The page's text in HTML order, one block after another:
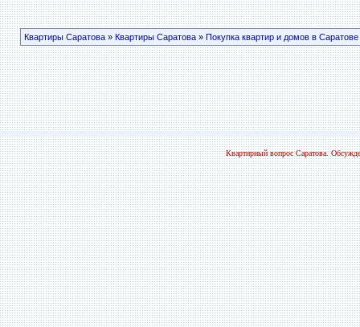
Квартиры Саратова» Квартиры Саратова» Покупка квартир и домов в Саратове
Квартирный вопрос Саратова.